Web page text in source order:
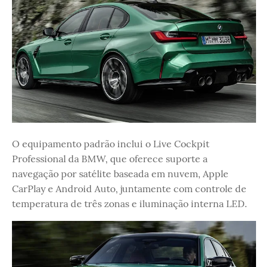
O equipamento padrão inclui o Live Cockpit
Professional da BMW, que oferece suporte a
navegação por satélite baseada em nuvem, Apple
CarPlay e Android Auto, juntamente com controle de
temperatura de três zonas e iluminação interna LED.